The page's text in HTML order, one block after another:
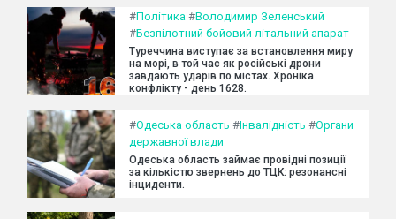
#Політика #Володимир Зеленський
#Безпілотний бойовий літальний апарат
Туреччина виступає за встановлення миру
на морі, в той час як російські дрони
завдають ударів по містах. Хроніка
конфлікту - день 1628.
#Одеська область #Інвалідність #Органи
державної влади
Одеська область займає провідні позиції
за кількістю звернень до ТЦК: резонансні
інциденти.